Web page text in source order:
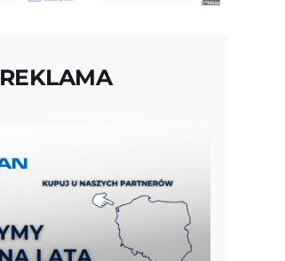
REKLAMA